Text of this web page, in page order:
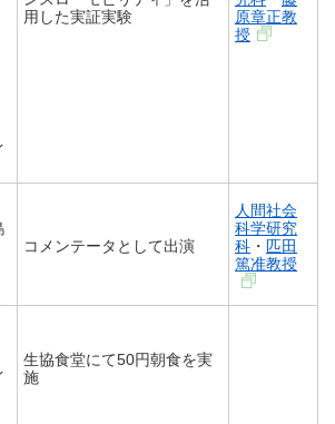
用した実証実験
原章正教
授
コメンテータとして出演
人間社会
科学研究
科 ・ 匹田
篤准教授
生協食堂にて50円朝食を実
施